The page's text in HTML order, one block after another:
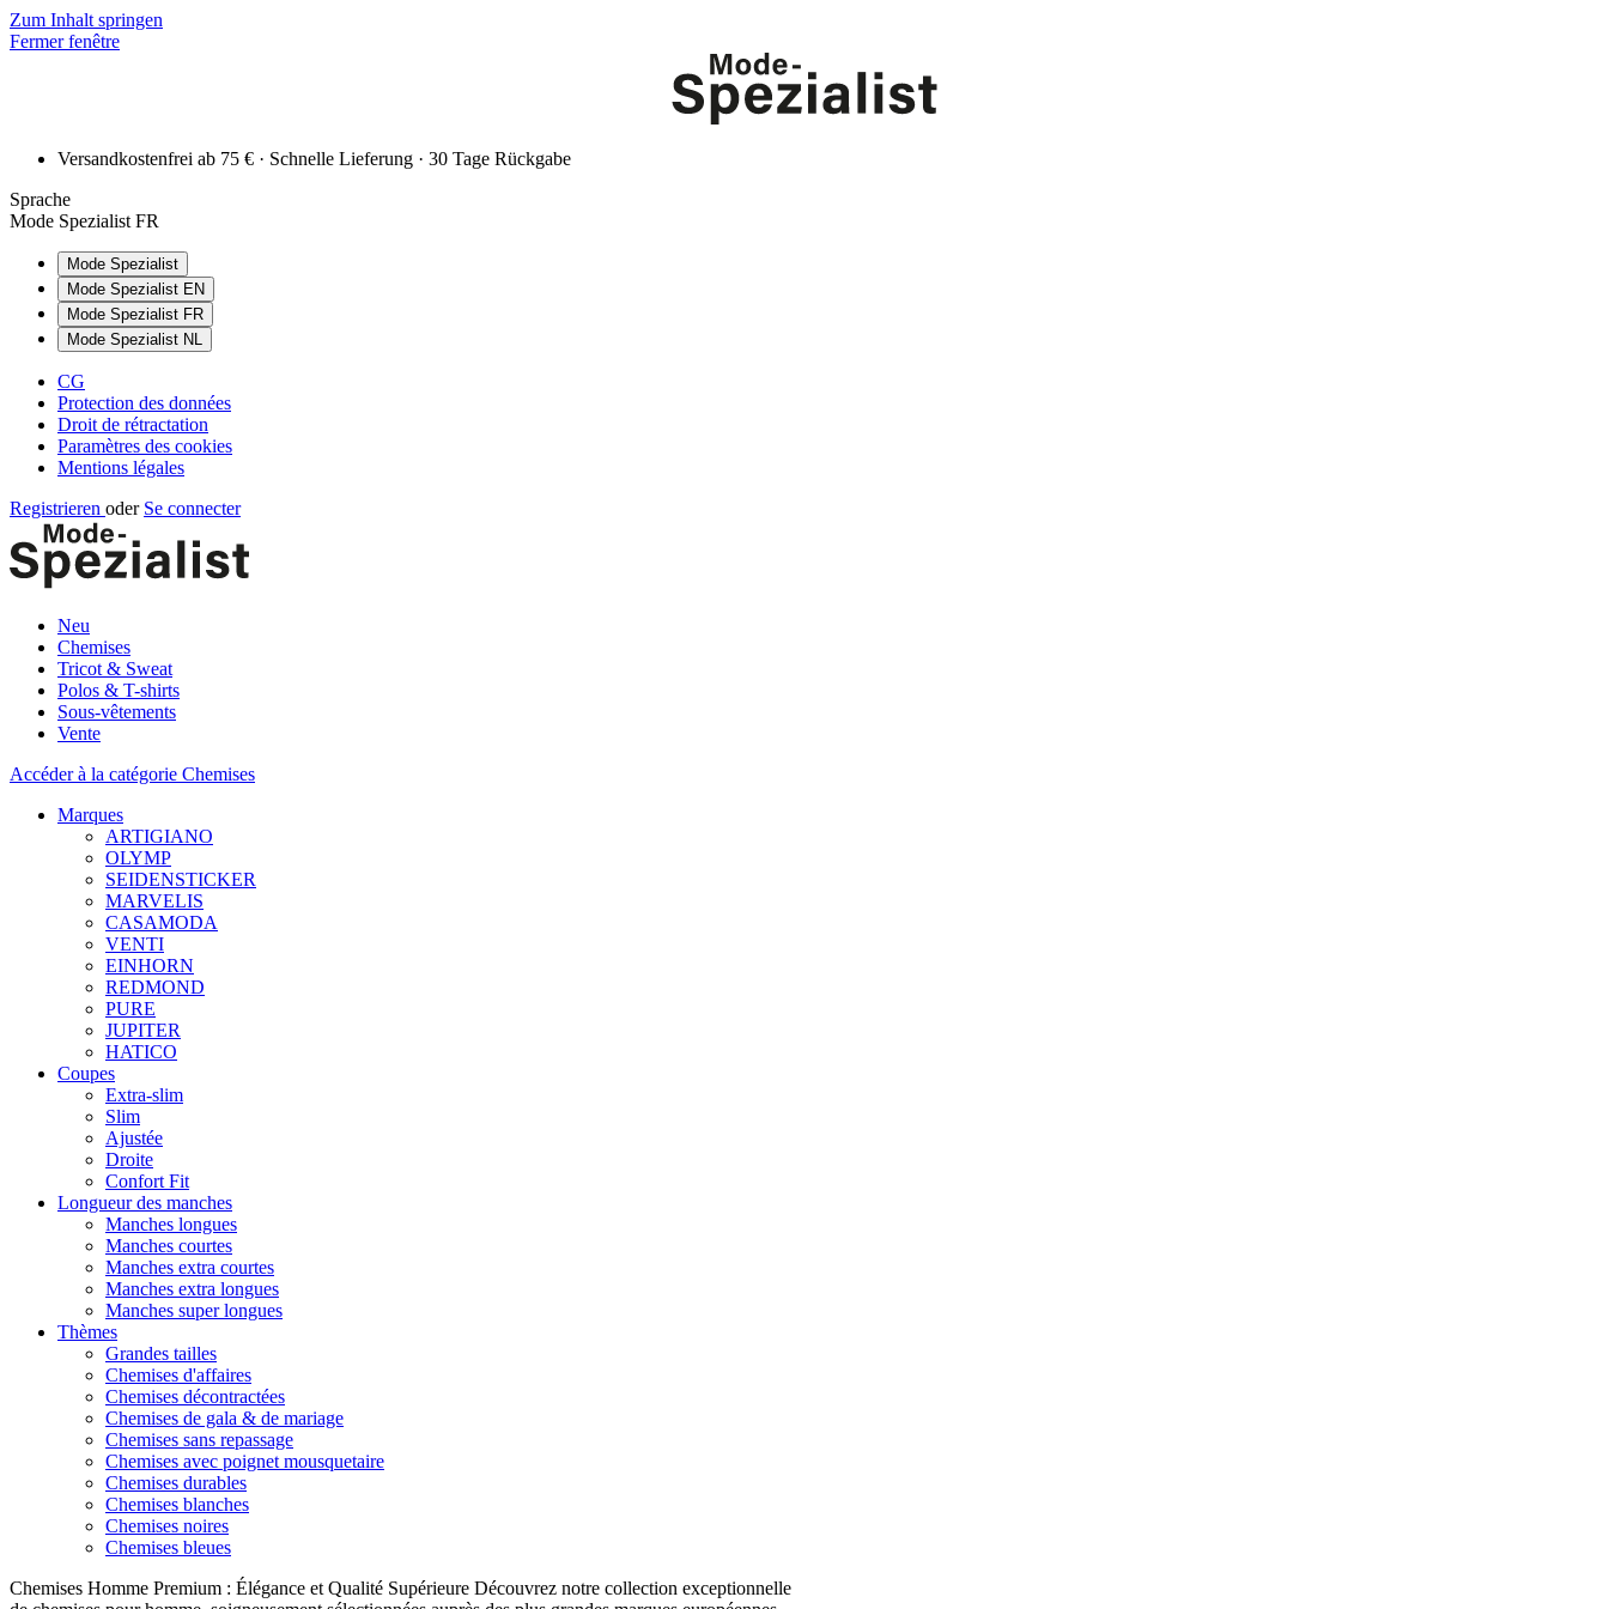
Zum Inhalt springen
Fermer fenêtre
Versandkostenfrei ab 75 € · Schnelle Lieferung · 30 Tage Rückgabe
Sprache
Mode Spezialist FR
Mode Spezialist
Mode Spezialist EN
Mode Spezialist FR
Mode Spezialist NL
CG
Protection des données
Droit de rétractation
Paramètres des cookies
Mentions légales
Registrieren oder Se connecter
Neu
Chemises
Tricot & Sweat
Polos & T-shirts
Sous-vêtements
Vente
Accéder à la catégorie Chemises
Marques
ARTIGIANO
OLYMP
SEIDENSTICKER
MARVELIS
CASAMODA
VENTI
EINHORN
REDMOND
PURE
JUPITER
HATICO
Coupes
Extra-slim
Slim
Ajustée
Droite
Confort Fit
Longueur des manches
Manches longues
Manches courtes
Manches extra courtes
Manches extra longues
Manches super longues
Thèmes
Grandes tailles
Chemises d'affaires
Chemises décontractées
Chemises de gala & de mariage
Chemises sans repassage
Chemises avec poignet mousquetaire
Chemises durables
Chemises blanches
Chemises noires
Chemises bleues
Chemises Homme Premium : Élégance et Qualité Supérieure Découvrez notre collection exceptionnelle